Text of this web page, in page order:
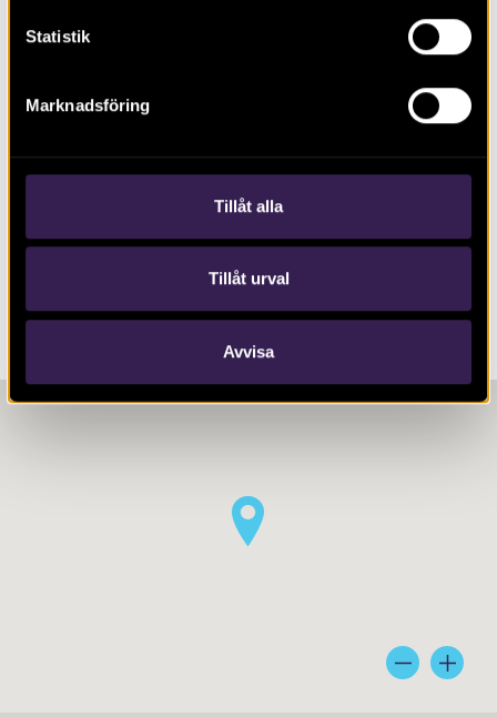
Statistik
Marknadsföring
Tillåt alla
Tillåt urval
Avvisa
BILDSTEN BRONSÅLDER HISTORISK TID
HUNNESTAD
JÄRNÅLDER